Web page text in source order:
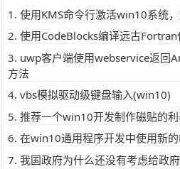
使用KMS命令行激活win10系统
使用CodeBlocks编译远古
uwp客户端使用webservice返回
方法
vbs模拟驱动级键盘输入(win10)
推荐一个win10开发制作磁贴的
在win10通用程序开发中使用新
我国政府为什么还没有考虑给政